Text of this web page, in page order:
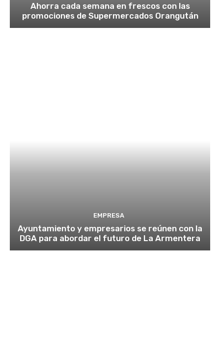
Ahorra cada semana en frescos con las
promociones de Supermercados Orangután
EMPRESA
Ayuntamiento y empresarios se reúnen con la
DGA para abordar el futuro de La Armentera